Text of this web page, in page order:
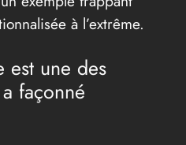
à l’extrême.
est une des
façonné